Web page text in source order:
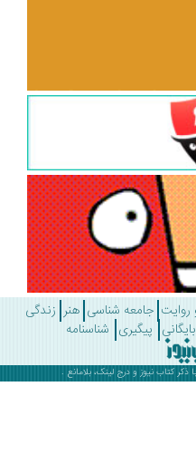
جامعه شناسی هنر زندگی
پیگیری شناسنامه
نیوز و درج لینک، بلامانع .